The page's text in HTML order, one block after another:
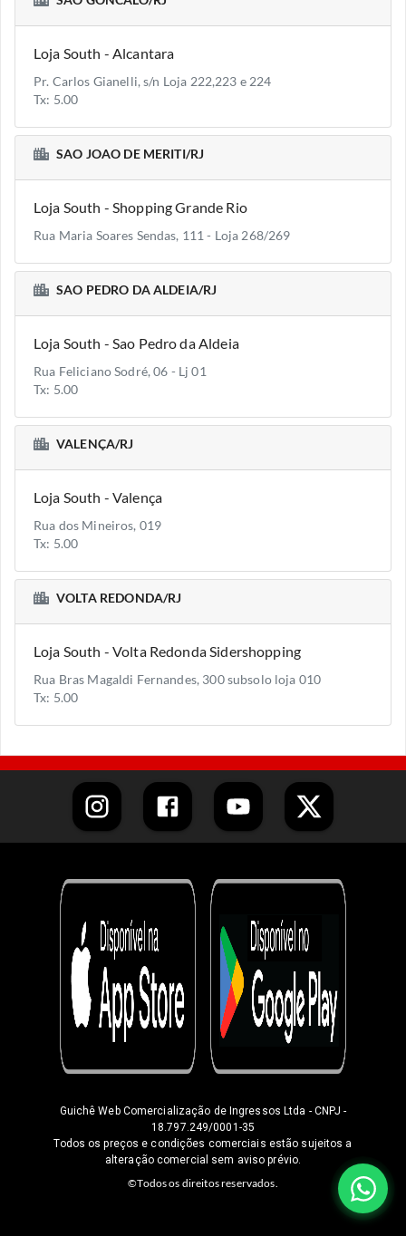
Loja South - Alcantara
Pr. Carlos Gianelli, s/n Loja 222,223 e 224
Tx: 5.00
SAO JOAO DE MERITI/RJ
Loja South - Shopping Grande Rio
Rua Maria Soares Sendas, 111 - Loja 268/269
SAO PEDRO DA ALDEIA/RJ
Loja South - Sao Pedro da Aldeia
Rua Feliciano Sodré, 06 - Lj 01
Tx: 5.00
VALENÇA/RJ
Loja South - Valença
Rua dos Mineiros, 019
Tx: 5.00
VOLTA REDONDA/RJ
Loja South - Volta Redonda Sidershopping
Rua Bras Magaldi Fernandes, 300 subsolo loja 010
Tx: 5.00
Guichê Web Comercialização de Ingressos Ltda - CNPJ -
18.797.249/0001-35
Todos os preços e condições comerciais estão sujeitos a
alteração comercial sem aviso prévio.
©Todos os direitos reservados.